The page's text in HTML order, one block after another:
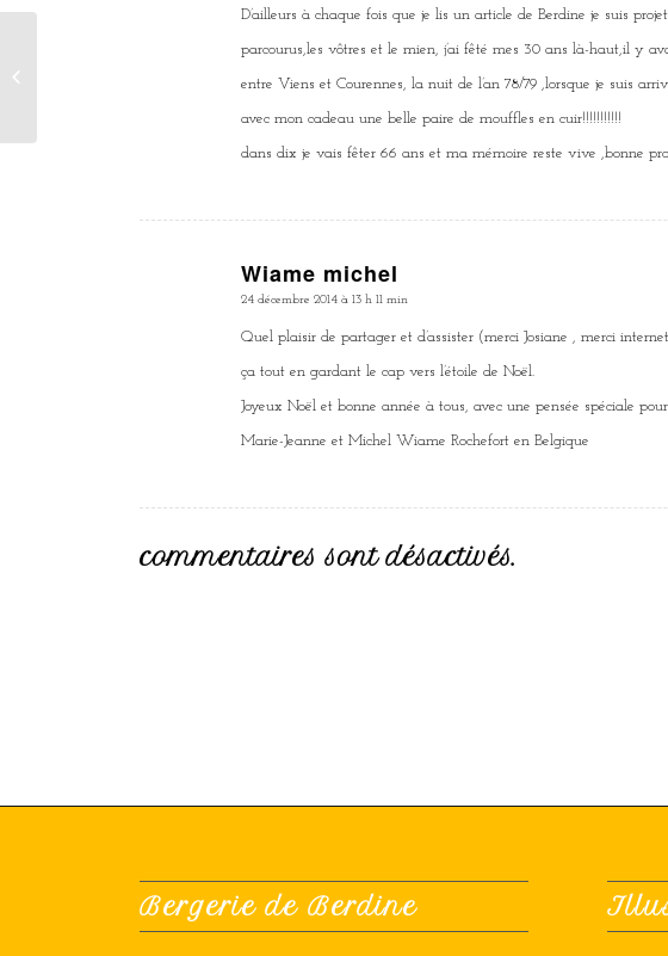
D’ailleurs à chaque fois que je lis un article de Berdine je suis
parcourus,les vôtres et le mien, j’ai fêté mes 30 ans là-haut,il y
entre Viens et Courennes, la nuit de l’an 78/79 ,lorsque je suis
avec mon cadeau une belle paire de mouffles en cuir!!!!!!!!!!!
dans dix je vais fêter 66 ans et ma mémoire reste vive ,bonne
Wiame michel
dit
24 décembre 2014 à 13 h 11 min
Quel plaisir de partager et d’assister (merci Josiane , merci
ça tout en gardant le cap vers l’étoile de Noël.
Joyeux Noël et bonne année à tous, avec une pensée spéciale
Marie-Jeanne et Michel Wiame Rochefort en Belgique
commentaires sont désactivés.
Bergerie de Berdine